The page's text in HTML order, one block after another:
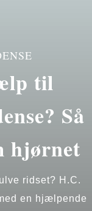
til
Så
hjørnet
ridset? H.C.
en hjælpende